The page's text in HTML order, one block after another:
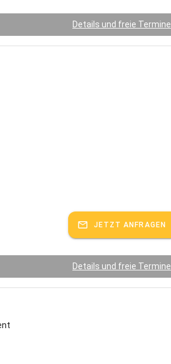
Details und freie Termine
JETZT ANFRAGEN
Details und freie Termine